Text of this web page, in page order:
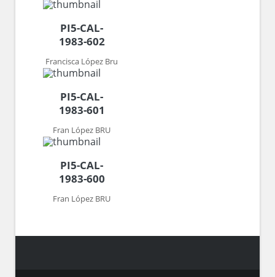
PI5-CAL-
1983-602
Francisca López Bru
PI5-CAL-
1983-601
Fran López BRU
PI5-CAL-
1983-600
Fran López BRU